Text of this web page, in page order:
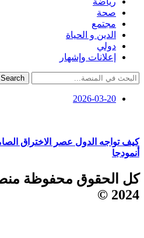
صحة
مجتمع
الدين و الحياة
دولي
إعلانات وإشهار
Search
2026-03-20
كيف تواجه الدول عصر الاختراق
أنمودجا
كل الحقوق محفوظة منصة
2024 ©